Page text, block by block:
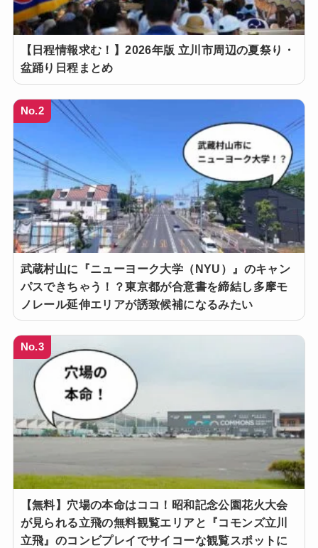
【日程情報求む！】2026年版 立川市周辺の夏祭り・
盆踊り日程まとめ
No.2
武蔵村山に『ニューヨーク大学（NYU）』のキャン
パスできちゃう！？東京都が合意書を締結し多摩モ
ノレール延伸エリアが誘致候補になるみたい
No.3
【無料】穴場の本命はココ！昭和記念公園花火大会
が見られる立飛の無料観覧エリアと『コモンズ立川
立飛』のコンビプレイでサイコーな観覧スポットに